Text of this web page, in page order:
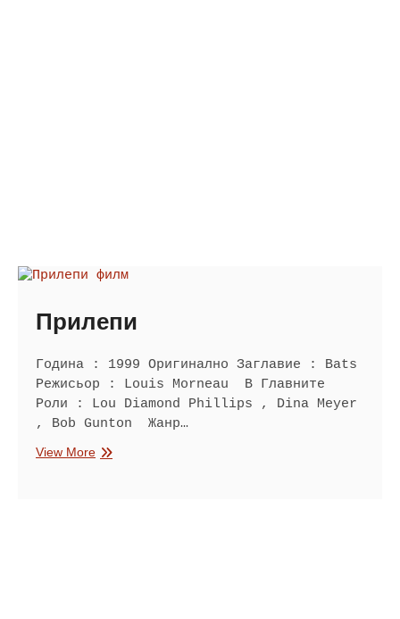
Прилепи
Година : 1999 Оригинално Заглавие : Bats
Режисьор : Louis Morneau В Главните
Роли : Lou Diamond Phillips , Dina Meyer
, Bob Gunton Жанр…
View MoreПрилепи